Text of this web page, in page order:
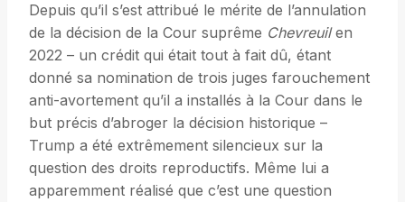
Depuis qu’il s’est attribué le mérite de l’annulation
de la décision de la Cour suprême Chevreuilen
2022 – un crédit qui était tout à fait dû, étant
donné sa nomination de trois juges farouchement
anti-avortement qu’il a installés à la Cour dans le
but précis d’abroger la décision historique –
Trump a été extrêmement silencieux sur la
question des droits reproductifs. Même lui a
apparemment réalisé que c’est une question